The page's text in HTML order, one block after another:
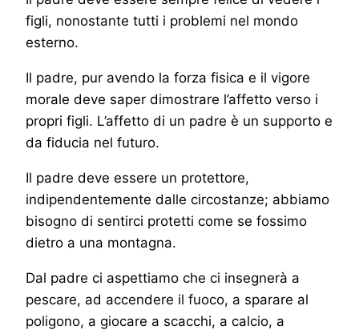
figli, nonostante tutti i problemi nel mondo
esterno.
Il padre, pur avendo la forza fisica e il vigore
morale deve saper dimostrare l’affetto verso i
propri figli. L’affetto di un padre è un supporto e
da fiducia nel futuro.
Il padre deve essere un protettore,
indipendentemente dalle circostanze; abbiamo
bisogno di sentirci protetti come se fossimo
dietro a una montagna.
Dal padre ci aspettiamo che ci insegnerà a
pescare, ad accendere il fuoco, a sparare al
poligono, a giocare a scacchi, a calcio, a